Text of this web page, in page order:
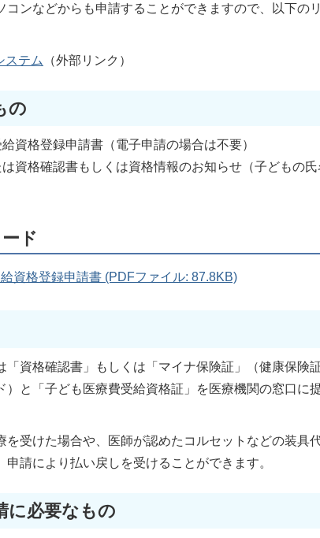
コンなどからも申請することができますので、以下の
ステム （外部リンク）
の
資格登録申請書（電子申請の場合は不要）
資格確認書もしくは資格情報のお知らせ（子どもの
ド
資格登録申請書 (PDFファイル: 87.8KB)
「資格確認書」もしくは「マイナ保険証」（健康保険
）と「子ども医療費受給資格証」を医療機関の窓口に
を受けた場合や、医師が認めたコルセットなどの装具
請により払い戻しを受けることができます。
に必要なもの